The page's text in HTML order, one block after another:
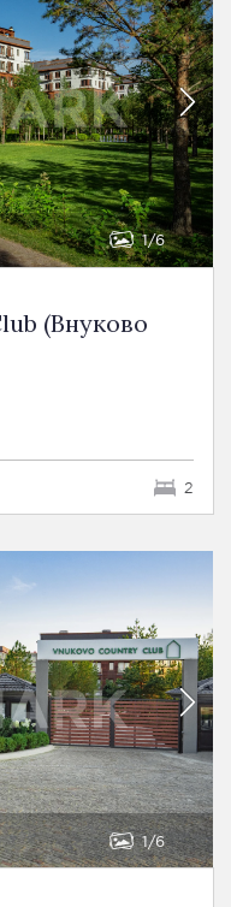
1 6
(Внуково
2
1 6